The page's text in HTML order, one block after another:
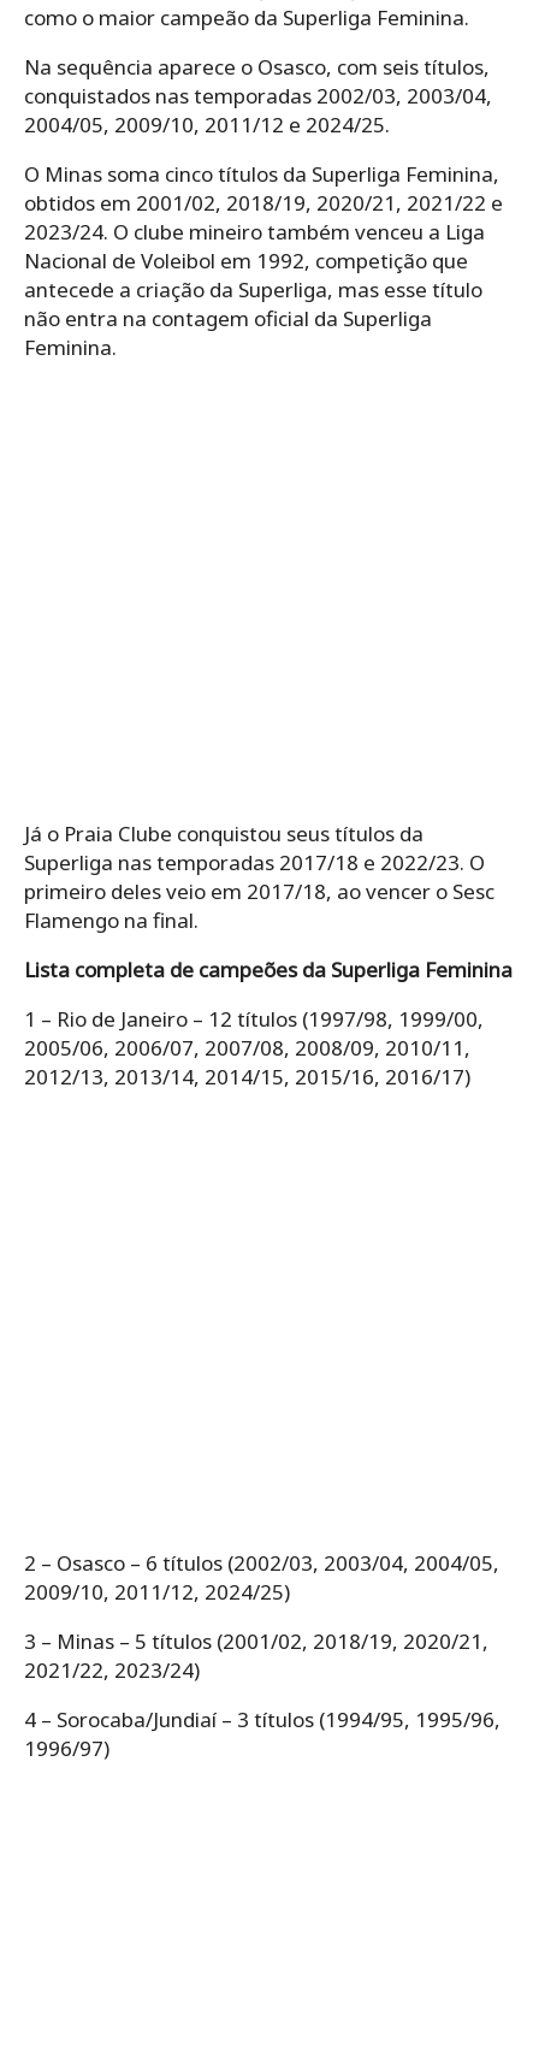
como o maior campeão da Superliga Feminina.
Na sequência aparece o Osasco, com seis títulos,
conquistados nas temporadas 2002/03, 2003/04,
2004/05, 2009/10, 2011/12 e 2024/25.
O Minas soma cinco títulos da Superliga Feminina,
obtidos em 2001/02, 2018/19, 2020/21, 2021/22 e
2023/24. O clube mineiro também venceu a Liga
Nacional de Voleibol em 1992, competição que
antecede a criação da Superliga, mas esse título
não entra na contagem oficial da Superliga
Feminina.
Já o Praia Clube conquistou seus títulos da
Superliga nas temporadas 2017/18 e 2022/23. O
primeiro deles veio em 2017/18, ao vencer o Sesc
Flamengo na final.
Lista completa de campeões da Superliga Feminina
1 – Rio de Janeiro – 12 títulos (1997/98, 1999/00,
2005/06, 2006/07, 2007/08, 2008/09, 2010/11,
2012/13, 2013/14, 2014/15, 2015/16, 2016/17)
2 – Osasco – 6 títulos (2002/03, 2003/04, 2004/05,
2009/10, 2011/12, 2024/25)
3 – Minas – 5 títulos (2001/02, 2018/19, 2020/21,
2021/22, 2023/24)
4 – Sorocaba/Jundiaí – 3 títulos (1994/95, 1995/96,
1996/97)